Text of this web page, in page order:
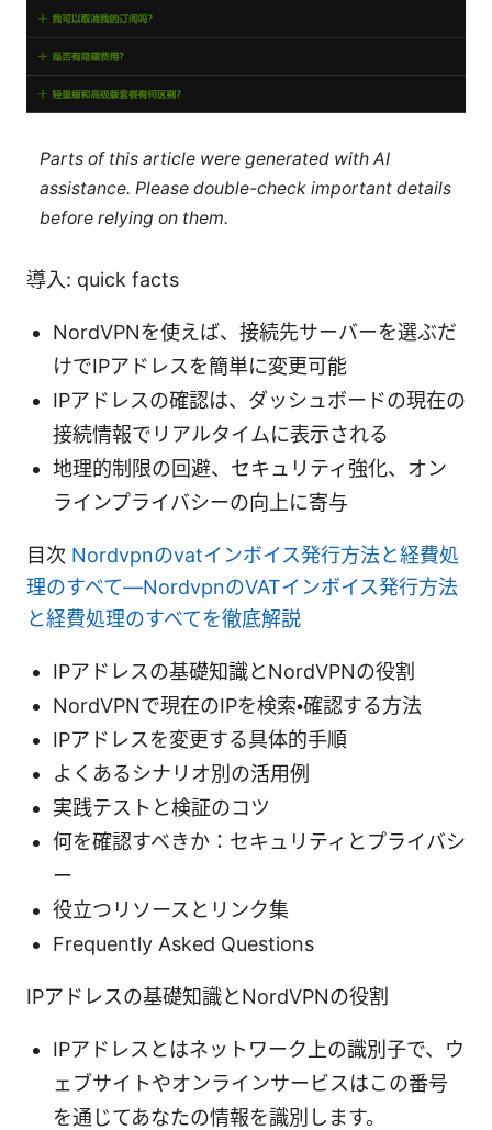
Parts of this article were generated with AI
assistance. Please double-check important details
before relying on them.
導入: quick facts
NordVPNを使えば、接続先サーバーを選ぶだ
けでIPアドレスを簡単に変更可能
IPアドレスの確認は、ダッシュボードの現在の
接続情報でリアルタイムに表示される
地理的制限の回避、セキュリティ強化、オン
ラインプライバシーの向上に寄与
目次 Nordvpnのvatインボイス発行方法と経費処
理のすべて—NordvpnのVATインボイス発行方法
と経費処理のすべてを徹底解説
IPアドレスの基礎知識とNordVPNの役割
NordVPNで現在のIPを検索・確認する方法
IPアドレスを変更する具体的手順
よくあるシナリオ別の活用例
実践テストと検証のコツ
何を確認すべきか：セキュリティとプライバシ
ー
役立つリソースとリンク集
Frequently Asked Questions
IPアドレスの基礎知識とNordVPNの役割
IPアドレスとはネットワーク上の識別子で、ウ
ェブサイトやオンラインサービスはこの番号
を通じてあなたの情報を識別します。